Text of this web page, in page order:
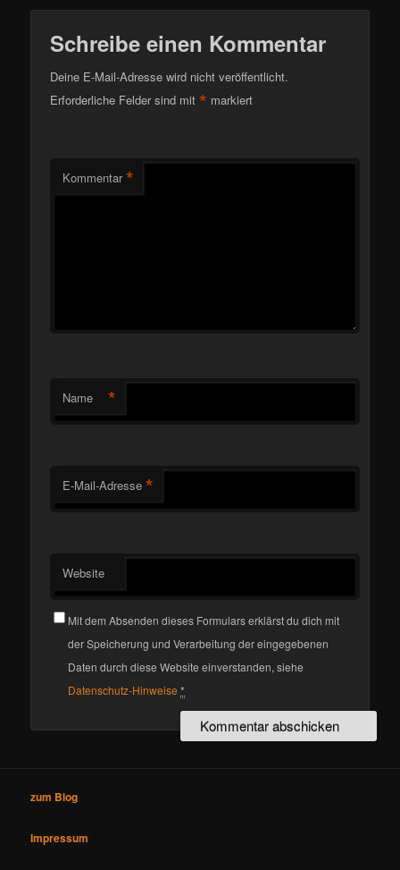
Schreibe einen Kommentar
Deine E-Mail-Adresse wird nicht veröffentlicht.
Erforderliche Felder sind mit* markiert
Kommentar *
Name *
E-Mail-Adresse *
Website
Mit dem Absenden dieses Formulars erklärst du dich mit
der Speicherung und Verarbeitung der eingegebenen
Daten durch diese Website einverstanden, siehe
Datenschutz-Hinweise *
zum Blog
Impressum